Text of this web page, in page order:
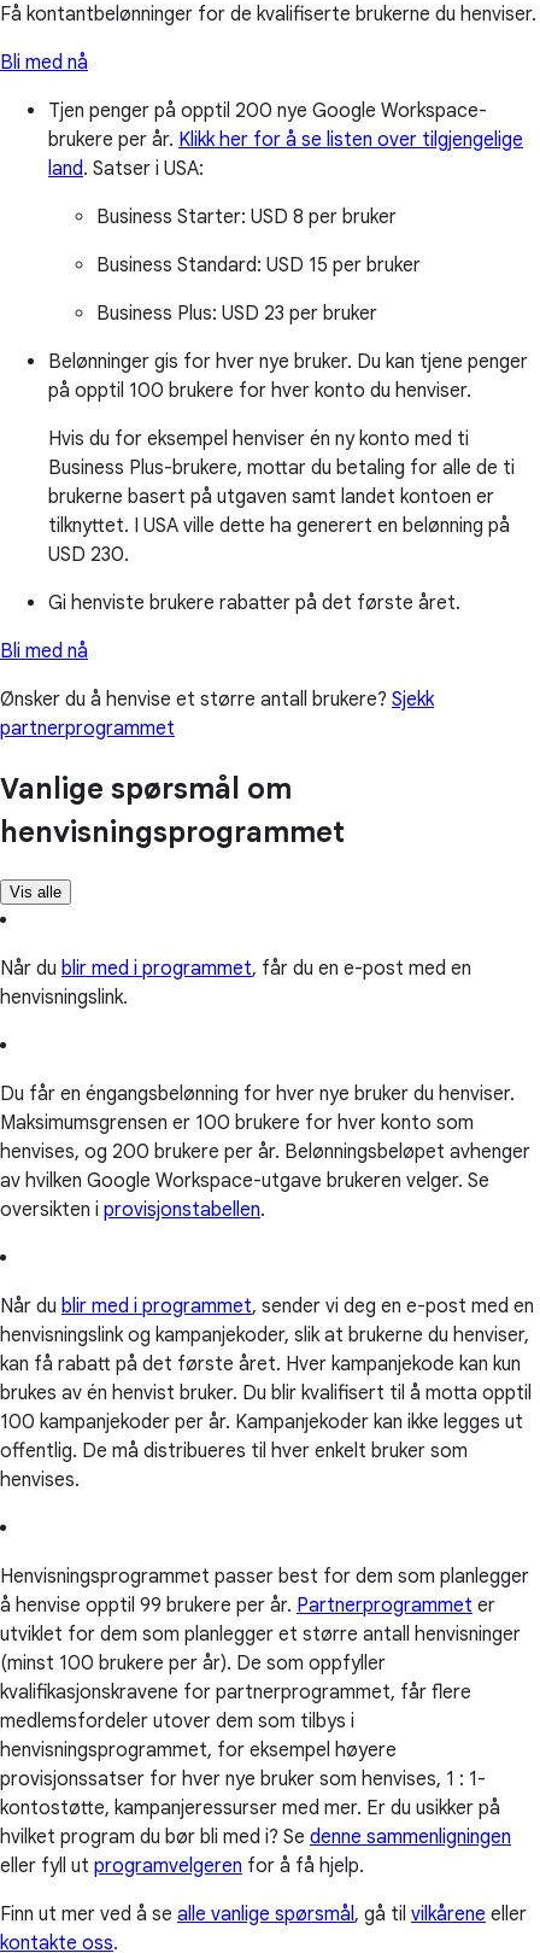
Få kontantbelønninger for de kvalifiserte brukerne du henviser.
Bli med nå
Tjen penger på opptil 200 nye Google Workspace-
brukere per år. Klikk her for å se listen over tilgjengelige
land. Satser i USA:
Business Starter: USD 8 per bruker
Business Standard: USD 15 per bruker
Business Plus: USD 23 per bruker
Belønninger gis for hver nye bruker. Du kan tjene penger
på opptil 100 brukere for hver konto du henviser.
Hvis du for eksempel henviser én ny konto med ti
Business Plus-brukere, mottar du betaling for alle de ti
brukerne basert på utgaven samt landet kontoen er
tilknyttet. I USA ville dette ha generert en belønning på
USD 230.
Gi henviste brukere rabatter på det første året.
Bli med nå
Ønsker du å henvise et større antall brukere? Sjekk
partnerprogrammet
Vanlige spørsmål om
henvisningsprogrammet
Vis alle
Når du blir med i programmet, får du en e-post med en
henvisningslink.
Du får en éngangsbelønning for hver nye bruker du henviser.
Maksimumsgrensen er 100 brukere for hver konto som
henvises, og 200 brukere per år. Belønningsbeløpet avhenger
av hvilken Google Workspace-utgave brukeren velger. Se
oversikten i provisjonstabellen.
Når du blir med i programmet, sender vi deg en e-post med en
henvisningslink og kampanjekoder, slik at brukerne du henviser,
kan få rabatt på det første året. Hver kampanjekode kan kun
brukes av én henvist bruker. Du blir kvalifisert til å motta opptil
100 kampanjekoder per år. Kampanjekoder kan ikke legges ut
offentlig. De må distribueres til hver enkelt bruker som
henvises.
Henvisningsprogrammet passer best for dem som planlegger
å henvise opptil 99 brukere per år. Partnerprogrammet er
utviklet for dem som planlegger et større antall henvisninger
(minst 100 brukere per år). De som oppfyller
kvalifikasjonskravene for partnerprogrammet, får flere
medlemsfordeler utover dem som tilbys i
henvisningsprogrammet, for eksempel høyere
provisjonssatser for hver nye bruker som henvises, 1 : 1-
kontostøtte, kampanjeressurser med mer. Er du usikker på
hvilket program du bør bli med i? Se denne sammenligningen
eller fyll ut programvelgeren for å få hjelp.
Finn ut mer ved å se alle vanlige spørsmål, gå til vilkårene eller
kontakte oss.